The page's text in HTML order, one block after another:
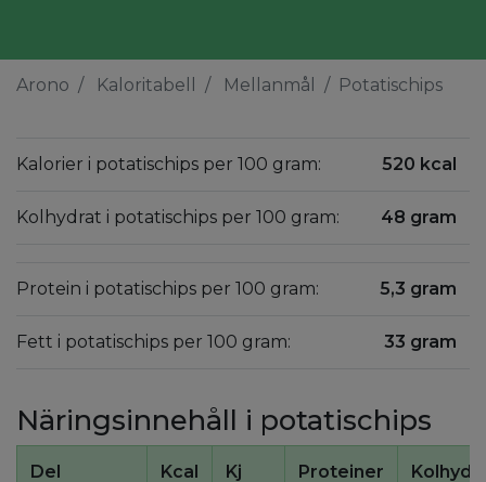
Arono Kaloritabell Mellanmål Potatischips
Kalorier i potatischips per 100 gram: 520 kcal
Kolhydrat i potatischips per 100 gram: 48 gram
Protein i potatischips per 100 gram: 5,3 gram
Fett i potatischips per 100 gram: 33 gram
Näringsinnehåll i potatischips
Del Kcal Kj Proteiner